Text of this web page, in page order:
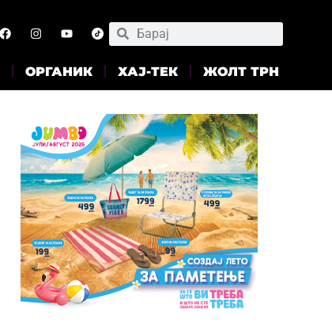
ОРГАНИК ХАЈ-ТЕК ЖОЛТ ТРН